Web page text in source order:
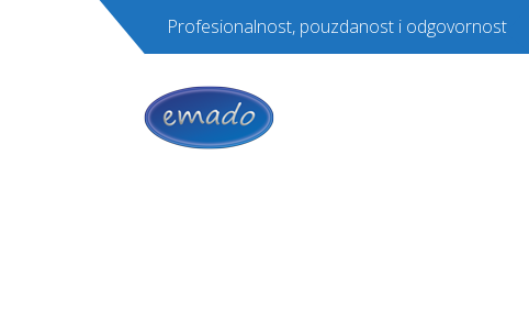
Profesionalnost, pouzdanost i odgovornost